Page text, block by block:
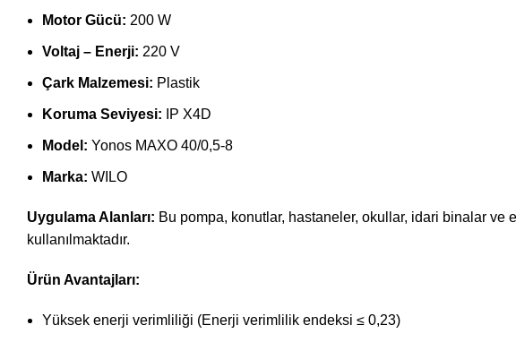
Motor Gücü: 200 W
Voltaj – Enerji: 220 V
Çark Malzemesi: Plastik
Koruma Seviyesi: IP X4D
Model: Yonos MAXO 40/0,5-8
Marka: WILO
Uygulama Alanları: Bu pompa, konutlar, hastaneler, okullar, idari binalar ve
kullanılmaktadır.
Ürün Avantajları:
Yüksek enerji verimliliği (Enerji verimlilik endeksi ≤ 0,23)